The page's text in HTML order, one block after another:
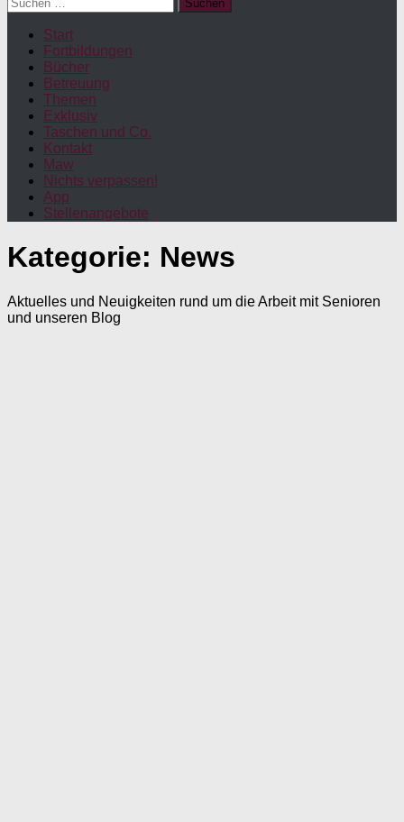
nach:
Start
Fortbildungen
Bücher
Betreuung
Themen
Exklusiv
Taschen und Co.
Kontakt
Maw
Nichts verpassen!
App
Stellenangebote
Kategorie: News
Aktuelles und Neuigkeiten rund um die Arbeit mit Senioren
und unseren Blog